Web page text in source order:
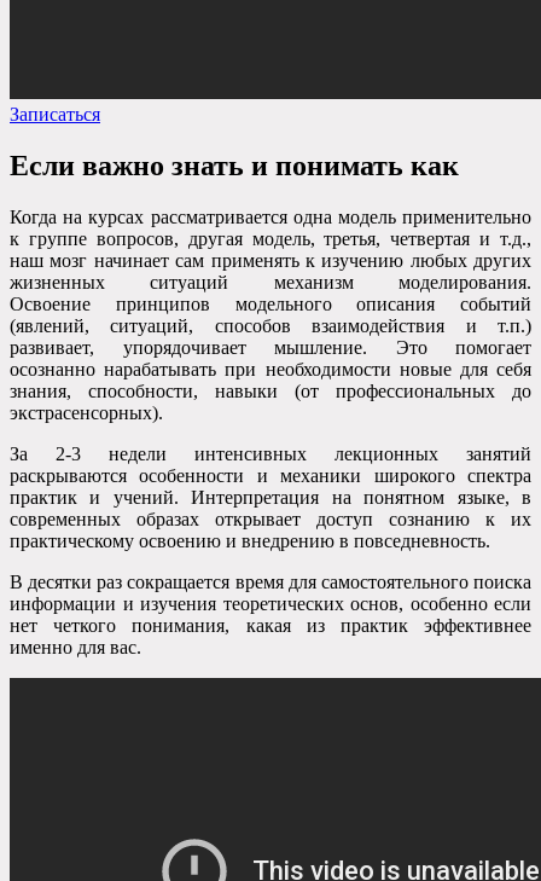
Записаться
Если важно знать и понимать как
Когда на курсах рассматривается одна модель применительно
к группе вопросов, другая модель, третья, четвертая и т.д.,
наш мозг начинает сам применять к изучению любых других
жизненных ситуаций механизм моделирования.
Освоение принципов модельного описания событий
(явлений, ситуаций, способов взаимодействия и т.п.)
развивает, упорядочивает мышление. Это помогает
осознанно нарабатывать при необходимости новые для себя
знания, способности, навыки (от профессиональных до
экстрасенсорных).
За 2-3 недели интенсивных лекционных занятий
раскрываются особенности и механики широкого спектра
практик и учений. Интерпретация на понятном языке, в
современных образах открывает доступ сознанию к их
практическому освоению и внедрению в повседневность.
В десятки раз сокращается время для самостоятельного поиска
информации и изучения теоретических основ, особенно если
нет четкого понимания, какая из практик эффективнее
именно для вас.